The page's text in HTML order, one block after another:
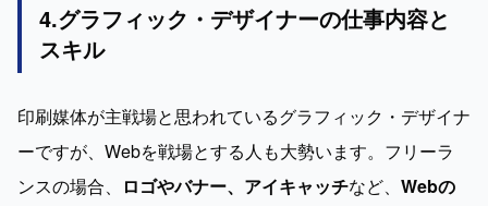
4.グラフィック・デザイナーの仕事内容と
スキル
印刷媒体が主戦場と思われているグラフィック・デザイナ
ーですが、Webを戦場とする人も大勢います。フリーラ
ンスの場合、
ロゴやバナー、アイキャッチなど、 Webの